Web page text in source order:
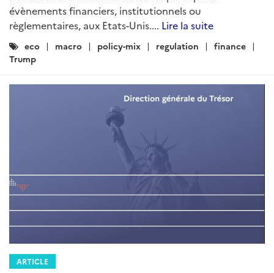
évènements financiers, institutionnels ou
règlementaires, aux Etats-Unis.... Lire la suite
Catégories
:
eco macro policy-mix regulation
finance
Trump
ARTICLE